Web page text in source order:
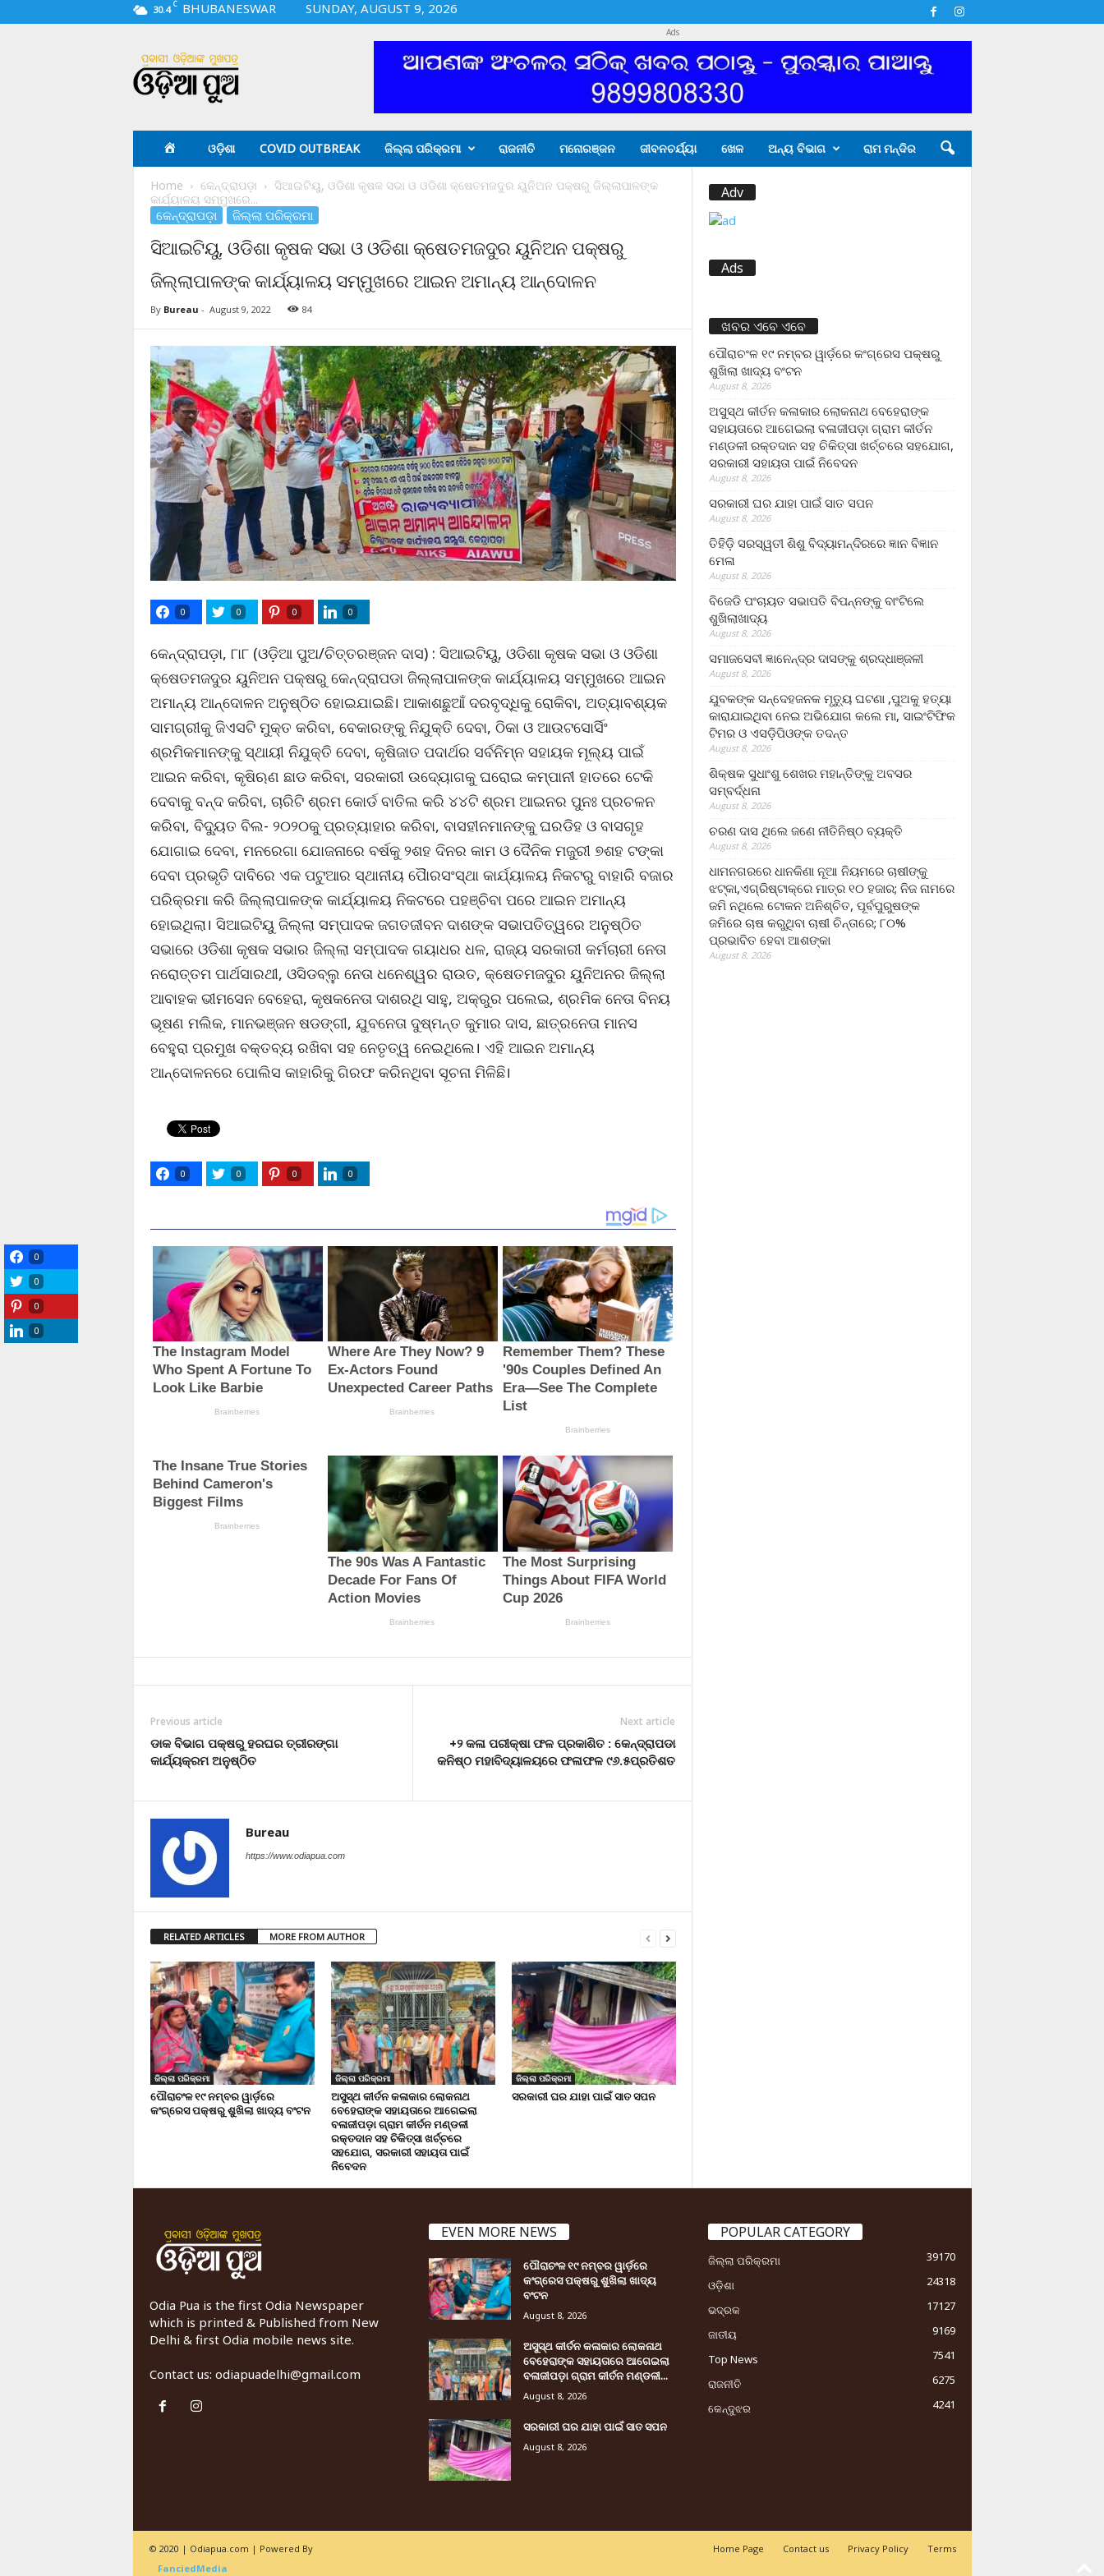
30.4 C BHUBANESWAR
SUNDAY, AUGUST 9, 2026
i
a
Ads
ଓଡ଼ିଶା COVID OUTBREAK ଜିଲ୍ଲା ପରିକ୍ରମା ରାଜନୀତି ମନୋରଞ୍ଜନ ଜୀବନଚର୍ଯ୍ୟା ଖେଳ ଅନ୍ୟ ବିଭାଗ ରାମ ମନ୍ଦିର
Home କେନ୍ଦ୍ରାପଡ଼ା
ସିଆଇଟିୟୁ, ଓଡିଶା କୃଷକ ସଭା ଓ ଓଡିଶା କ୍ଷେତମଜଦୁର ୟୁନିଅନ ପକ୍ଷରୁ ଜିଲ୍ଲାପାଳଙ୍କ
କାର୍ଯ୍ୟାଳୟ ସମ୍ମୁଖରେ...
କେନ୍ଦ୍ରାପଡ଼ା ଜିଲ୍ଲା ପରିକ୍ରମା
ସିଆଇଟିୟୁ, ଓଡିଶା କୃଷକ ସଭା ଓ ଓଡିଶା କ୍ଷେତମଜଦୁର ୟୁନିଅନ ପକ୍ଷରୁ
ଜିଲ୍ଲାପାଳଙ୍କ କାର୍ଯ୍ୟାଳୟ ସମ୍ମୁଖରେ ଆଇନ ଅମାନ୍ୟ ଆନ୍ଦୋଳନ
By Bureau - August 9, 2022 84
0 0 0 0
କେନ୍ଦ୍ରାପଡ଼ା, ୮ା୮ (ଓଡ଼ିଆ ପୁଅ/ଚିତ୍ତରଞ୍ଜନ ଦାସ) : ସିଆଇଟିୟୁ, ଓଡିଶା କୃଷକ ସଭା ଓ ଓଡିଶା
କ୍ଷେତମଜଦୁର ୟୁନିଅନ ପକ୍ଷରୁ କେନ୍ଦ୍ରାପଡା ଜିଲ୍ଲାପାଳଙ୍କ କାର୍ଯ୍ୟାଳୟ ସମ୍ମୁଖରେ ଆଇନ
ଅମାନ୍ୟ ଆନ୍ଦୋଳନ ଅନୁଷ୍ଠିତ ହୋଇଯାଇଛି। ଆକାଶଛୁଆଁ ଦରବୃଦ୍ଧିକୁ ରୋକିବା, ଅତ୍ୟାବଶ୍ୟକ
ସାମଗ୍ରୀକୁ ଜିଏସଟି ମୁକ୍ତ କରିବା, ବେକାରଙ୍କୁ ନିଯୁକ୍ତି ଦେବା, ଠିକା ଓ ଆଉଟସୋର୍ସିଂ
ଶ୍ରମିକମାନଙ୍କୁ ସ୍ଥାୟୀ ନିଯୁକ୍ତି ଦେବା, କୃଷିଜାତ ପଦାର୍ଥର ସର୍ବନିମ୍ନ ସହାୟକ ମୂଲ୍ୟ ପାଇଁ
ଆଇନ କରିବା, କୃଷିଋଣ ଛାଡ କରିବା, ସରକାରୀ ଉଦ୍ୟୋଗକୁ ଘରୋଇ କମ୍ପାନୀ ହାତରେ ଟେକି
ଦେବାକୁ ବନ୍ଦ କରିବା, ଚାରିଟି ଶ୍ରମ କୋର୍ଡ ବାତିଲ କରି ୪୪ଟି ଶ୍ରମ ଆଇନର ପୁନଃ ପ୍ରଚଳନ
କରିବା, ବିଦ୍ୟୁତ ବିଲ- ୨୦୨୦କୁ ପ୍ରତ୍ୟାହାର କରିବା, ବାସହୀନମାନଙ୍କୁ ଘରଡିହ ଓ ବାସଗୃହ
ଯୋଗାଇ ଦେବା, ମନରେଗା ଯୋଜନାରେ ବର୍ଷକୁ ୨ଶହ ଦିନର କାମ ଓ ଦୈନିକ ମଜୁରୀ ୭ଶହ ଟଙ୍କା
ଦେବା ପ୍ରଭୃତି ଦାବିରେ ଏକ ପଟୁଆର ସ୍ଥାନୀୟ ପୈାରସଂସ୍ଥା କାର୍ଯ୍ୟାଳୟ ନିକଟରୁ ବାହାରି ବଜାର
ପରିକ୍ରମା କରି ଜିଲ୍ଲାପାଳଙ୍କ କାର୍ଯ୍ୟାଳୟ ନିକଟରେ ପହଞ୍ଚିବା ପରେ ଆଇନ ଅମାନ୍ୟ
ହୋଇଥିଲା। ସିଆଇଟିୟୁ ଜିଲ୍ଲା ସମ୍ପାଦକ ଜଗତଜୀବନ ଦାଶଙ୍କ ସଭାପତିତ୍ୱରେ ଅନୁଷ୍ଠିତ
ସଭାରେ ଓଡିଶା କୃଷକ ସଭାର ଜିଲ୍ଲା ସମ୍ପାଦକ ଗୟାଧର ଧଳ, ରାଜ୍ୟ ସରକାରୀ କର୍ମଚାରୀ ନେତା
ନରୋତ୍ତମ ପାର୍ଥସାରଥୀ, ଓସିଡବ୍ଲୁ ନେତା ଧନେଶ୍ୱର ରାଉତ, କ୍ଷେତମଜଦୁର ୟୁନିଅନର ଜିଲ୍ଲା
ଆବାହକ ଭୀମସେନ ବେହେରା, କୃଷକନେତା ଦାଶରଥି ସାହୁ, ଅକ୍ରୁର ପଲେଇ, ଶ୍ରମିକ ନେତା ବିନୟ
ଭୂଷଣ ମଲିକ, ମାନଭଞ୍ଜନ ଷଡଙ୍ଗୀ, ଯୁବନେତା ଦୁଷ୍ମନ୍ତ କୁମାର ଦାସ, ଛାତ୍ରନେତା ମାନସ
ବେହୁରା ପ୍ରମୁଖ ବକ୍ତବ୍ୟ ରଖିବା ସହ ନେତୃତ୍ୱ ନେଇଥିଲେ। ଏହି ଆଇନ ଅମାନ୍ୟ
ଆନ୍ଦୋଳନରେ ପୋଲିସ କାହାରିକୁ ଗିରଫ କରିନଥିବା ସୂଚନା ମିଳିଛି।
0 0 0 0
Previous article
ଡାକ ବିଭାଗ ପକ୍ଷରୁ ହରଘର ତ୍ରୀରଙ୍ଗା
କାର୍ଯ୍ୟକ୍ରମ ଅନୁଷ୍ଠିତ
Next article
+୨ କଳା ପରୀକ୍ଷା ଫଳ ପ୍ରକାଶିତ : କେନ୍ଦ୍ରାପଡା
କନିଷ୍ଠ ମହାବିଦ୍ୟାଳୟରେ ଫଳାଫଳ ୯୬.୫ପ୍ରତିଶତ
Bureau
https://www.odiapua.com
RELATED ARTICLES MORE FROM AUTHOR
ଜିଲ୍ଲା ପରିକ୍ରମା
ପୌରାଚଂଳ ୧୯ ନମ୍ବର ୱାର୍ଡ଼ରେ
କଂଗ୍ରେସ ପକ୍ଷରୁ ଶୁଖିଲା ଖାଦ୍ୟ ବଂଟନ
ଜିଲ୍ଲା ପରିକ୍ରମା
ଅସୁସ୍ଥ କୀର୍ତନ କଳାକାର ଲୋକନାଥ
ବେହେରାଙ୍କ ସହାୟତାରେ ଆଗେଇଲା
ବଳାଜୀପଡ଼ା ଗ୍ରାମ କୀର୍ତନ ମଣ୍ଡଳୀ
ରକ୍ତଦାନ ସହ ଚିକିତ୍ସା ଖର୍ଚ୍ଚରେ
ସହଯୋଗ, ସରକାରୀ ସହାୟତା ପାଇଁ
ନିବେଦନ
ଜିଲ୍ଲା ପରିକ୍ରମା
ସରକାରୀ ଘର ଯାହା ପାଇଁ ସାତ ସପନ
Adv
Ads
ଖବର ଏବେ ଏବେ
ପୌରାଚଂଳ ୧୯ ନମ୍ବର ୱାର୍ଡ଼ରେ କଂଗ୍ରେସ ପକ୍ଷରୁ
ଶୁଖିଲା ଖାଦ୍ୟ ବଂଟନ
August 8, 2026
ଅସୁସ୍ଥ କୀର୍ତନ କଳାକାର ଲୋକନାଥ ବେହେରାଙ୍କ
ସହାୟତାରେ ଆଗେଇଲା ବଳାଜୀପଡ଼ା ଗ୍ରାମ କୀର୍ତନ
ମଣ୍ଡଳୀ ରକ୍ତଦାନ ସହ ଚିକିତ୍ସା ଖର୍ଚ୍ଚରେ ସହଯୋଗ,
ସରକାରୀ ସହାୟତା ପାଇଁ ନିବେଦନ
August 8, 2026
ସରକାରୀ ଘର ଯାହା ପାଇଁ ସାତ ସପନ
August 8, 2026
ତିହିଡି଼ ସରସ୍ୱତୀ ଶିଶୁ ବିଦ୍ୟାମନ୍ଦିରରେ ଜ୍ଞାନ ବିଜ୍ଞାନ
ମେଳା
August 8, 2026
ବିଜେଡି ପଂଚାୟତ ସଭାପତି ବିପନ୍ନଙ୍କୁ ବାଂଟିଲେ
ଶୁଖିଲାଖାଦ୍ୟ
August 8, 2026
ସମାଜସେବୀ ଜ୍ଞାନେନ୍ଦ୍ର ଦାସଙ୍କୁ ଶ୍ରଦ୍ଧାଞ୍ଜଳୀ
August 8, 2026
ଯୁବକଙ୍କ ସନ୍ଦେହଜନକ ମୃତ୍ୟୁ ଘଟଣା ,ପୁଅକୁ ହତ୍ୟା
କାରାଯାଇଥିବା ନେଇ ଅଭିଯୋଗ କଲେ ମା, ସାଇଂଟିଫିକ
ଟିମର ଓ ଏସଡ଼ିପିଓଙ୍କ ତଦନ୍ତ
August 8, 2026
ଶିକ୍ଷକ ସୁଧାଂଶୁ ଶେଖର ମହାନ୍ତିଙ୍କୁ ଅବସର
ସମ୍ବର୍ଦ୍ଧନା
August 8, 2026
ଚରଣ ଦାସ ଥିଲେ ଜଣେ ନୀତିନିଷ୍ଠ ବ୍ୟକ୍ତି
August 8, 2026
ଧାମନଗରରେ ଧାନକିଣା ନୂଆ ନିୟମରେ ଚାଷୀଙ୍କୁ
ଝଟ୍‌କା,ଏଗ୍ରିଷ୍ଟାକ୍‌ରେ ମାତ୍ର ୧୦ ହଜାର; ନିଜ ନାମରେ
ଜମି ନଥିଲେ ଟୋକନ ଅନିଶ୍ଚିତ, ପୂର୍ବପୁରୁଷଙ୍କ
ଜମିରେ ଚାଷ କରୁଥିବା ଚାଷୀ ଚିନ୍ତାରେ; ୮୦%
ପ୍ରଭାବିତ ହେବା ଆଶଙ୍କା
August 8, 2026
Odia Pua is the first Odia Newspaper
which is printed & Published from New
Delhi & first Odia mobile news site.
Contact us: odiapuadelhi@gmail.com
EVEN MORE NEWS
ପୌରାଚଂଳ ୧୯ ନମ୍ବର ୱାର୍ଡ଼ରେ
କଂଗ୍ରେସ ପକ୍ଷରୁ ଶୁଖିଲା ଖାଦ୍ୟ
ବଂଟନ
August 8, 2026
ଅସୁସ୍ଥ କୀର୍ତନ କଳାକାର ଲୋକନାଥ
ବେହେରାଙ୍କ ସହାୟତାରେ ଆଗେଇଲା
ବଳାଜୀପଡ଼ା ଗ୍ରାମ କୀର୍ତନ ମଣ୍ଡଳୀ...
August 8, 2026
ସରକାରୀ ଘର ଯାହା ପାଇଁ ସାତ ସପନ
August 8, 2026
POPULAR CATEGORY
ଜିଲ୍ଲା ପରିକ୍ରମା
39170
ଓଡ଼ିଶା
24318
ଭଦ୍ରକ
17127
ଜାତୀୟ
9169
Top News
7541
ରାଜନୀତି
6275
କେନ୍ଦୁଝର
4241
Home Page Contact us Privacy Policy Terms
© 2020 | Odiapua.com | Powered By
FanciedMedia
0
0
0
0